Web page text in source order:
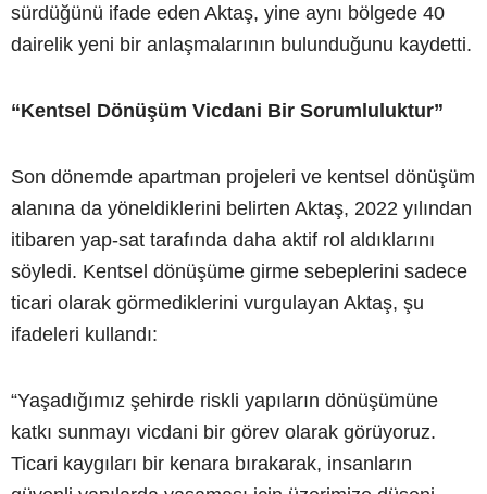
sürdüğünü ifade eden Aktaş, yine aynı bölgede 40
dairelik yeni bir anlaşmalarının bulunduğunu kaydetti.
“Kentsel Dönüşüm Vicdani Bir Sorumluluktur”
Son dönemde apartman projeleri ve kentsel dönüşüm
alanına da yöneldiklerini belirten Aktaş, 2022 yılından
itibaren yap-sat tarafında daha aktif rol aldıklarını
söyledi. Kentsel dönüşüme girme sebeplerini sadece
ticari olarak görmediklerini vurgulayan Aktaş, şu
ifadeleri kullandı:
“Yaşadığımız şehirde riskli yapıların dönüşümüne
katkı sunmayı vicdani bir görev olarak görüyoruz.
Ticari kaygıları bir kenara bırakarak, insanların